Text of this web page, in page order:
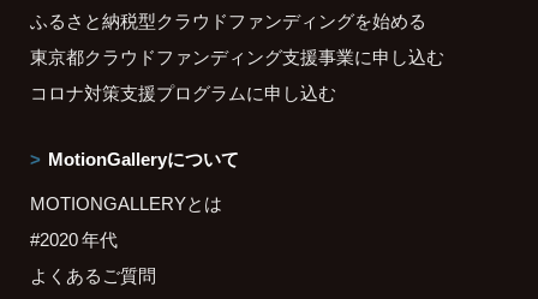
ふるさと納税型クラウドファンディングを始める
東京都クラウドファンディング支援事業に申し込む
コロナ対策支援プログラムに申し込む
MotionGalleryについて
MOTIONGALLERYとは
#2020 年代
よくあるご質問